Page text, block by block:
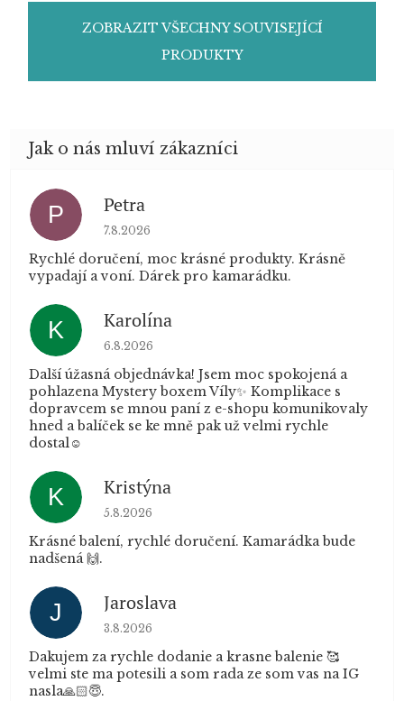
ZOBRAZIT VŠECHNY SOUVISEJÍCÍ
PRODUKTY
P Petra
Hodnocení obchodu je 5 z 5 hvězdiček.
7.8.2026
Rychlé doručení, moc krásné produkty. Krásně
vypadají a voní. Dárek pro kamarádku.
K Karolína
Hodnocení obchodu je 5 z 5 hvězdiček.
6.8.2026
Další úžasná objednávka! Jsem moc spokojená a
pohlazena Mystery boxem Víly✨ Komplikace s
dopravcem se mnou paní z e-shopu komunikovaly
hned a balíček se ke mně pak už velmi rychle
dostal☺️
K Kristýna
Hodnocení obchodu je 5 z 5 hvězdiček.
5.8.2026
Krásné balení, rychlé doručení. Kamarádka bude
nadšená 🙌.
J Jaroslava
Hodnocení obchodu je 5 z 5 hvězdiček.
3.8.2026
Dakujem za rychle dodanie a krasne balenie 🥰
velmi ste ma potesili a som rada ze som vas na IG
nasla🙏🏻😇.